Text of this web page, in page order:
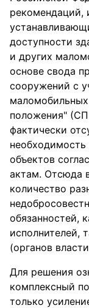
рекомендаций,
доступности
и других
основе свода
сооружений с
положения"
фактически
объектов
актам. Отсюда
количество
обязанностей,
исполнителей,
(органов
Для решения
комплексный
только